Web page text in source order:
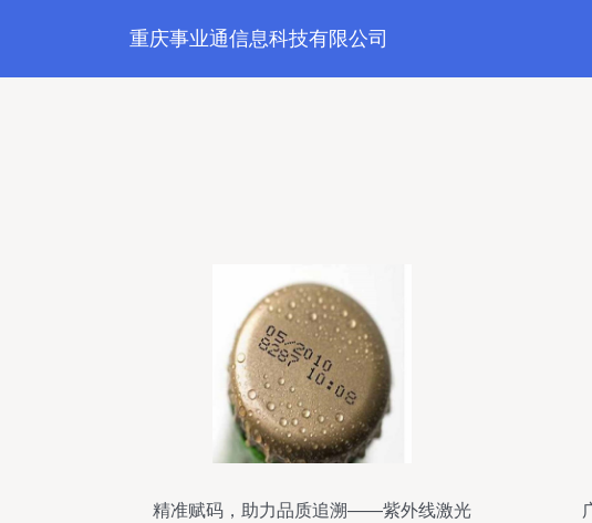
重庆事业通信息科技有限公司
精准赋码，助力品质追溯——紫外线激光